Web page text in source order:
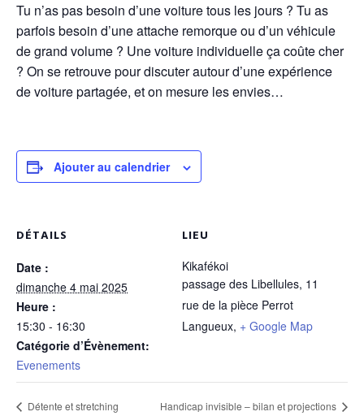
Tu n’as pas besoin d’une voiture tous les jours ? Tu as
parfois besoin d’une attache remorque ou d’un véhicule
de grand volume ? Une voiture individuelle ça coûte cher
? On se retrouve pour discuter autour d’une expérience
de voiture partagée, et on mesure les envies…
Ajouter au calendrier
DÉTAILS
Date :
dimanche 4 mai 2025
Heure :
15:30 - 16:30
Catégorie d’Évènement:
Evenements
LIEU
Kikafékoi
passage des Libellules, 11
rue de la pièce Perrot
Langueux, + Google Map
Détente et stretching Handicap invisible – bilan et projections